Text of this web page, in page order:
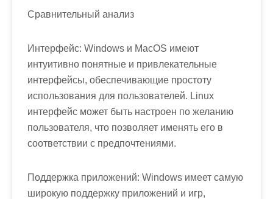
Сравнительный анализ
Интерфейс: Windows и MacOS имеют
интуитивно понятные и привлекательные
интерфейсы, обеспечивающие простоту
использования для пользователей. Linux
интерфейс может быть настроен по желанию
пользователя, что позволяет именять его в
соответствии с предпочтениями.
Поддержка приложений: Windows имеет самую
широкую поддержку приложений и игр,